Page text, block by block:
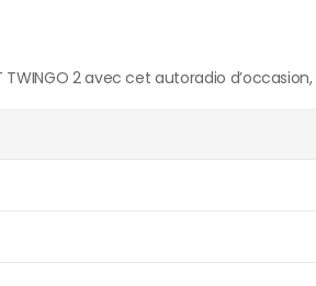
2 avec cet autoradio d’occasion,